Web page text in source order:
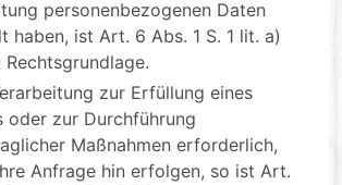
personenbezogenen Daten
haben, ist Art. 6 Abs. 1 S. 1 lit. a)
Rechtsgrundlage.
zur Erfüllung eines
oder zur Durchführung
Maßnahmen erforderlich,
Anfrage hin erfolgen, so ist Art.